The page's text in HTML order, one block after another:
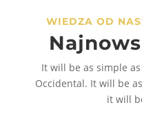
WIEDZA OD
It will be as simple
Occidental. It will be
it will